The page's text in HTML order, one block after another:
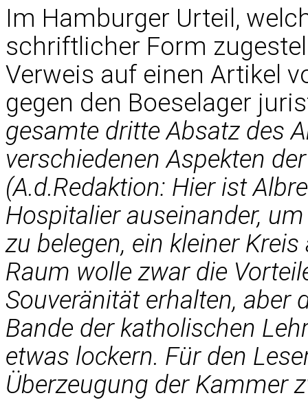
Im Hamburger Urteil,
schriftlicher Form
Verweis auf einen Artikel
gegen den Boeselager
gesamte dritte Absatz des
verschiedenen Aspekten
(A.d.Redaktion: Hier ist
Hospitalier auseinander,
zu belegen, ein kleiner
Raum wolle zwar die
Souveränität erhalten, aber
Bande der katholischen
etwas lockern. Für den
Überzeugung der Kammer